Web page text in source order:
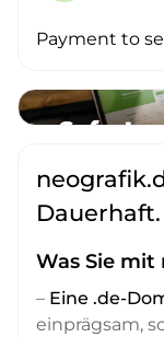
Payment to
Dauerhaft.
Was Sie mit
– Eine .de-
einprägsam,